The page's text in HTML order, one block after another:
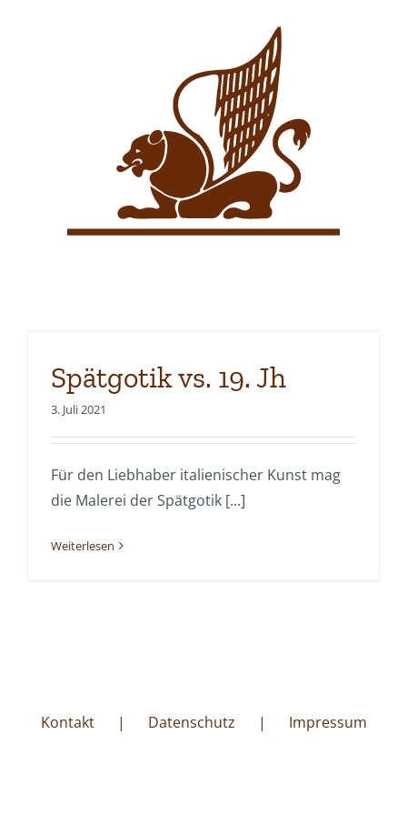
Spätgotik vs. 19. Jh
3. Juli 2021
Für den Liebhaber italienischer Kunst mag
die Malerei der Spätgotik [...]
Weiterlesen
Kontakt Datenschutz Impressum